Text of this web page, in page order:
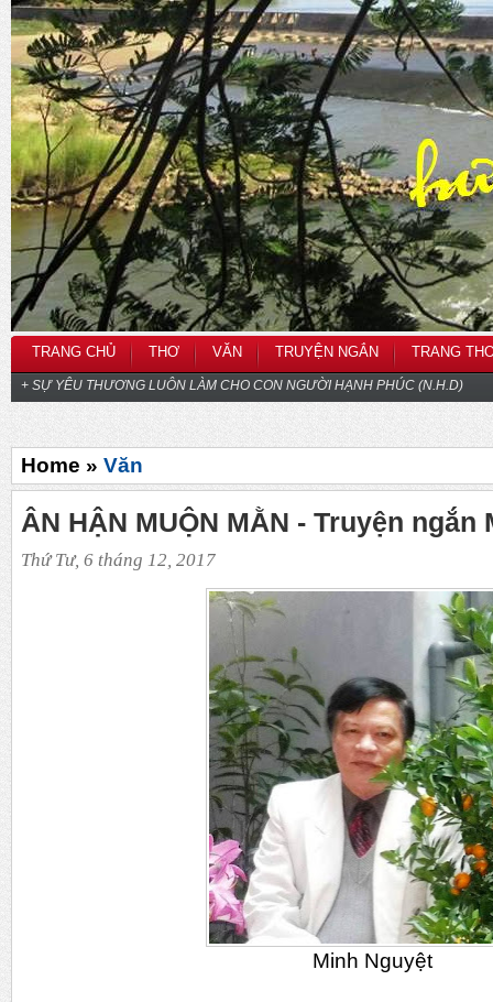
TRANG CHỦ THƠ VĂN TRUYỆN NGẮN TRANG
+ SỰ YÊU THƯƠNG LUÔN LÀM CHO CON NGƯỜI HẠNH PHÚC (N.H.D)
Home » Văn
ÂN HẬN MUỘN MẰN - Truyện ngắn
Thứ Tư, 6 tháng 12, 2017
Minh Nguyệt